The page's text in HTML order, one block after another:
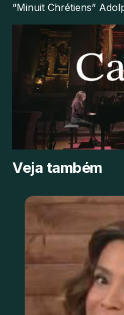
“Minuit Chrétiens”
Veja também